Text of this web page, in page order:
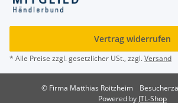
Vertrag widerrufen
* Alle Preise zzgl. gesetzlicher USt., zzgl.Versand
© Firma Matthias Roitzheim
Powered by JTL-Shop